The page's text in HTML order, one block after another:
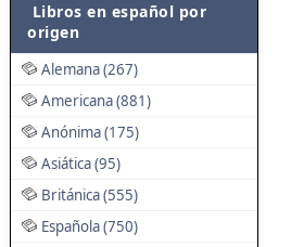
Libros en español por
origen
Alemana (267)
Americana (881)
Anónima (175)
Asiática (95)
Británica (555)
Española (750)